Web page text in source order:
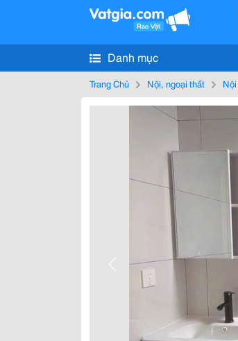
Danh mục
Trang Chủ Nội, ngoại thất